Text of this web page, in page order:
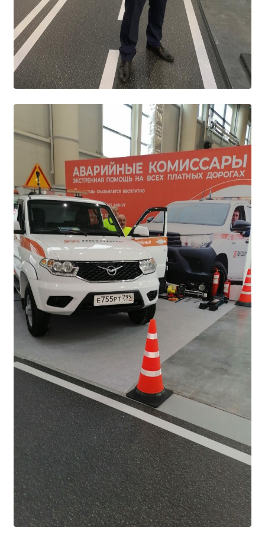
Памятные даты военной истории
Пожарная безопасность
Программа воспитания
Противодействие терроризму
Профилактическая работа
Студенческий спортивный клуб
МЕТОДИЧЕСКАЯ РАБОТА
В помощь педагогам и мастерам ПО
ПРОЧЕЕ
История нашего техникума
Фотографии техникума
ПОЛЕЗНЫЕ ССЫЛКИ
Министерство науки и высшего образования
Главное управление по контролю за оборотом
наркотиков
Общероссийская база вакансий "Работа в
России"
Сбербанк Онлайн - оплачивайте
образовательные услуги